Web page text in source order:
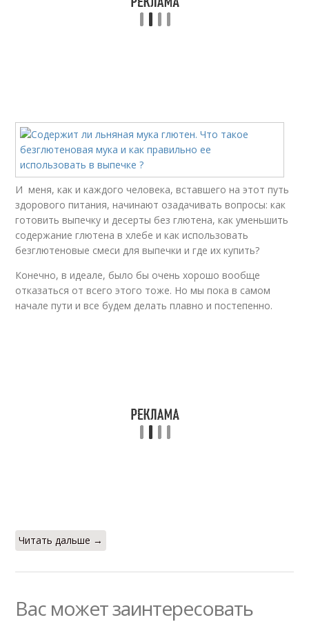
И меня, как и каждого человека, вставшего на этот путь
здорового питания, начинают озадачивать вопросы: как
готовить выпечку и десерты без глютена, как уменьшить
содержание глютена в хлебе и как использовать
безглютеновые смеси для выпечки и где их купить?
Конечно, в идеале, было бы очень хорошо вообще
отказаться от всего этого тоже. Но мы пока в самом
начале пути и все будем делать плавно и постепенно.
Читать дальше →
Вас может заинтересовать